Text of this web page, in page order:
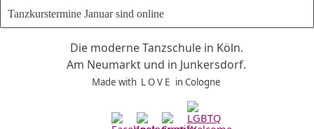
Tanzkurstermine Januar sind online
Die moderne Tanzschule in Köln.
Am Neumarkt und in Junkersdorf.
Made with L O V E in Cologne